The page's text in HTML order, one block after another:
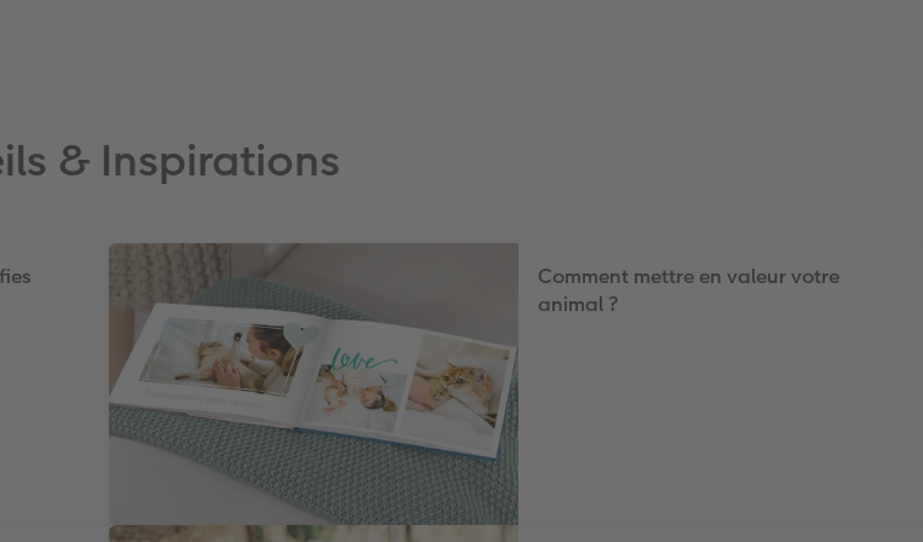
& Inspirations
Comment mettre en valeur votre
animal ?